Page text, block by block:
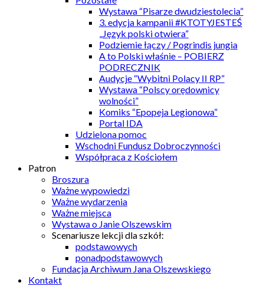
Wystawa “Pisarze dwudziestolecia”
3. edycja kampanii #KTOTYJESTEŚ
„Język polski otwiera”
Podziemie łączy / Pogrindis jungia
A to Polski właśnie – POBIERZ
PODRECZNIK
Audycje “Wybitni Polacy II RP”
Wystawa “Polscy orędownicy
wolności”
Komiks “Epopeja Legionowa”
Portal IDA
Udzielona pomoc
Wschodni Fundusz Dobroczynności
Współpraca z Kościołem
Patron
Broszura
Ważne wypowiedzi
Ważne wydarzenia
Ważne miejsca
Wystawa o Janie Olszewskim
Scenariusze lekcji dla szkół:
podstawowych
ponadpodstawowych
Fundacja Archiwum Jana Olszewskiego
Kontakt